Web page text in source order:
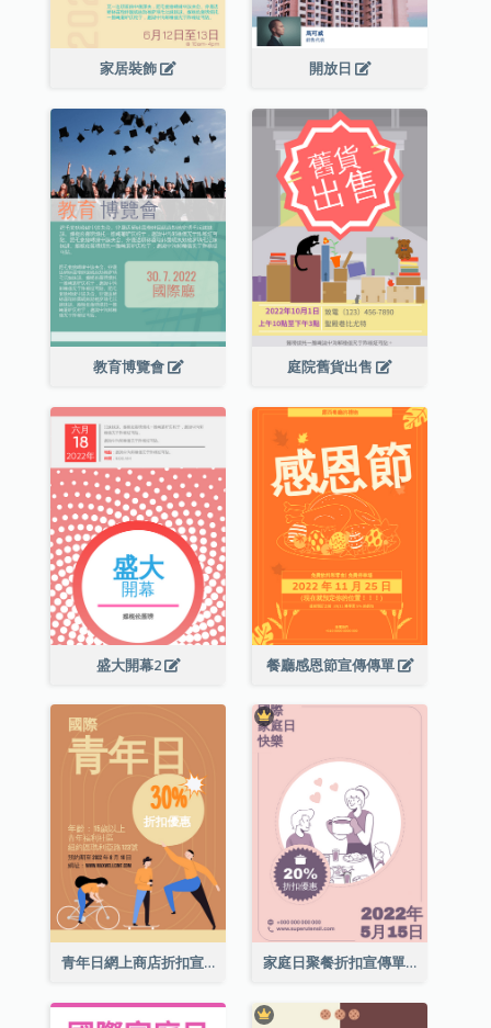
家居裝飾 開放日
教育博覽會 庭院舊貨出售
盛大開幕2 餐廳感恩節宣傳傳單
青年日網上商店折扣宣傳單張 家庭日聚餐折扣宣傳單張